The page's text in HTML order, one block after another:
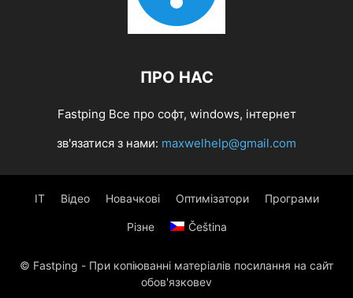
ПРО НАС
Fastping Все про софт, windows, інтернет
зв'язатися з нами: maxwelhelp@gmail.com
IT Відео Новачкові Оптимізатори Програми
Різне Čeština
© Fastping - При копіюванні матеріалів посилання на сайт
обов'язковеv